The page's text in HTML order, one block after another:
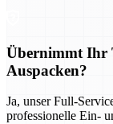
Übernimmt Ihr
Auspacken?
Ja, unser Full-
professionelle Ein-